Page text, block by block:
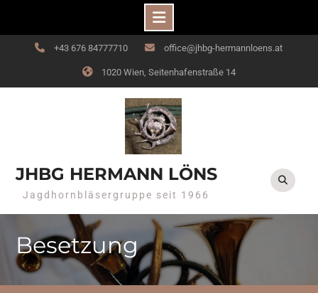
+43 676 84777710 office@jhbg-hermannloens.at
1020 Wien, Seitenhafenstraße 14
JHBG HERMANN LÖNS
Jagdhornbläsergruppe seit 1966
Besetzung